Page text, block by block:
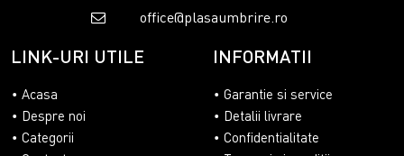
office@plasaumbrire.ro
LINK-URI UTILE
Acasa
Despre noi
Categorii
INFORMATII
Garantie si service
Detalii livrare
Confidentialitate